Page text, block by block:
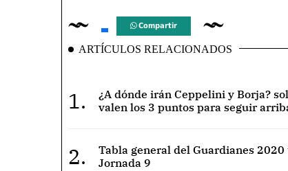
Compartir
ARTÍCULOS RELACIONADOS
1.
¿A dónde irán Ceppelini y Borja?
valen los 3 puntos para seguir
2.
Tabla general del Guardianes 2020
Jornada 9